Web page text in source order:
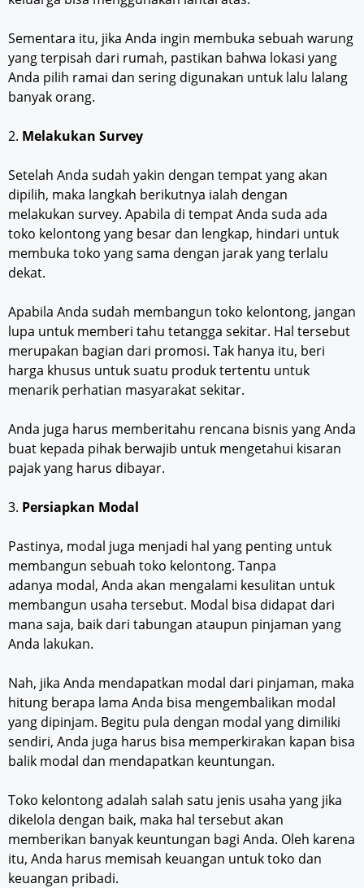
Sementara itu, jika Anda ingin membuka sebuah warung
yang terpisah dari rumah, pastikan bahwa lokasi yang
Anda pilih ramai dan sering digunakan untuk lalu lalang
banyak orang.
2. Melakukan Survey
Setelah Anda sudah yakin dengan tempat yang akan
dipilih, maka langkah berikutnya ialah dengan
melakukan survey. Apabila di tempat Anda suda ada
toko kelontong yang besar dan lengkap, hindari untuk
membuka toko yang sama dengan jarak yang terlalu
dekat.
Apabila Anda sudah membangun toko kelontong, jangan
lupa untuk memberi tahu tetangga sekitar. Hal tersebut
merupakan bagian dari promosi. Tak hanya itu, beri
harga khusus untuk suatu produk tertentu untuk
menarik perhatian masyarakat sekitar.
Anda juga harus memberitahu rencana bisnis yang Anda
buat kepada pihak berwajib untuk mengetahui kisaran
pajak yang harus dibayar.
3. Persiapkan Modal
Pastinya, modal juga menjadi hal yang penting untuk
membangun sebuah toko kelontong. Tanpa
adanya modal, Anda akan mengalami kesulitan untuk
membangun usaha tersebut. Modal bisa didapat dari
mana saja, baik dari tabungan ataupun pinjaman yang
Anda lakukan.
Nah, jika Anda mendapatkan modal dari pinjaman, maka
hitung berapa lama Anda bisa mengembalikan modal
yang dipinjam. Begitu pula dengan modal yang dimiliki
sendiri, Anda juga harus bisa memperkirakan kapan bisa
balik modal dan mendapatkan keuntungan.
Toko kelontong adalah salah satu jenis usaha yang jika
dikelola dengan baik, maka hal tersebut akan
memberikan banyak keuntungan bagi Anda. Oleh karena
itu, Anda harus memisah keuangan untuk toko dan
keuangan pribadi.